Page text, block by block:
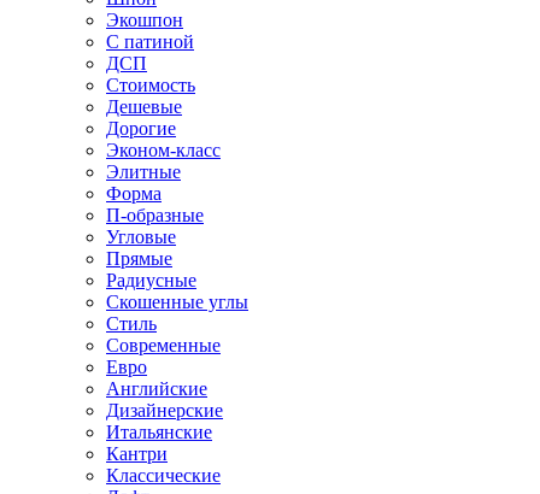
Экошпон
С патиной
ДСП
Стоимость
Дешевые
Дорогие
Эконом-класс
Элитные
Форма
П-образные
Угловые
Прямые
Радиусные
Скошенные углы
Стиль
Современные
Евро
Английские
Дизайнерские
Итальянские
Кантри
Классические